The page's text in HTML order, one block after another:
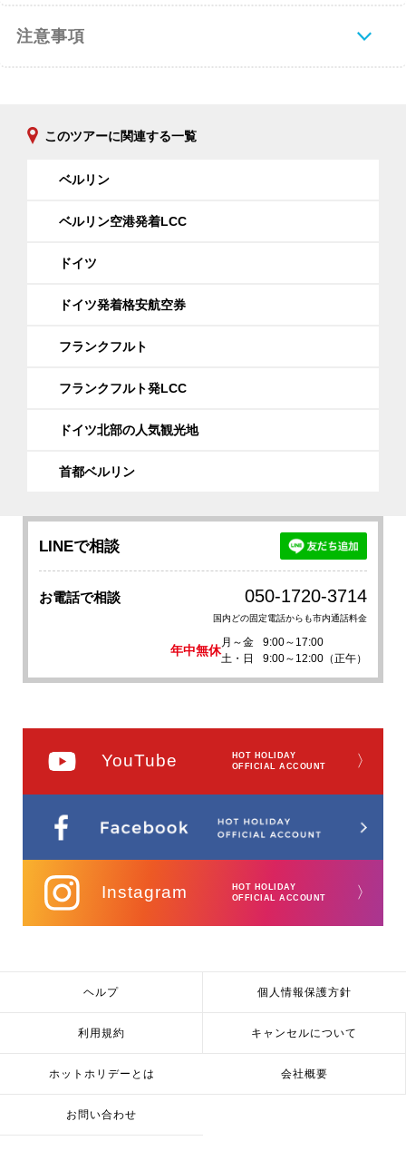
注意事項
このツアーに関連する一覧
ベルリン
ベルリン空港発着LCC
ドイツ
ドイツ発着格安航空券
フランクフルト
フランクフルト発LCC
ドイツ北部の人気観光地
首都ベルリン
LINEで相談
お電話で相談 050-1720-3714
国内どの固定電話からも市内通話料金
年中無休
月～金
9:00～17:00
土・日
9:00～12:00（正午）
YouTube
HOT HOLIDAY
OFFICIAL ACCOUNT
〉
Instagram
HOT HOLIDAY
OFFICIAL ACCOUNT
〉
ヘルプ 個人情報保護方針
利用規約 キャンセルについて
ホットホリデーとは 会社概要
お問い合わせ